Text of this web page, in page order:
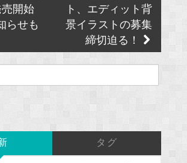
売開始
らせも
ト、エディット背
景イラストの募集
締切迫る！
タグ